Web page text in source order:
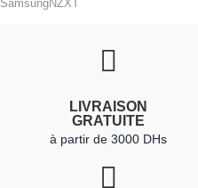
SamsungNZXT
LIVRAISON
GRATUITE
à partir de 3000 DHs